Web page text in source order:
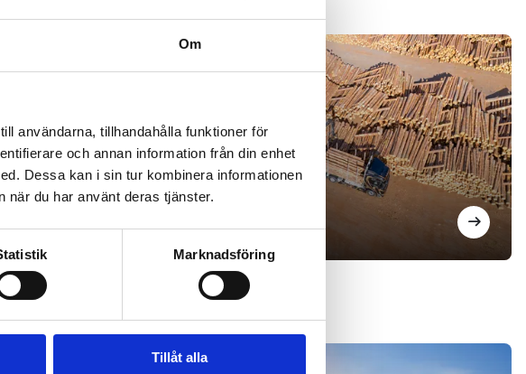
Om
användarna, tillhandahålla funktioner för
och annan information från din enhet
Dessa kan i sin tur kombinera informationen
när du har använt deras tjänster.
Marknadsföring
Tillåt alla